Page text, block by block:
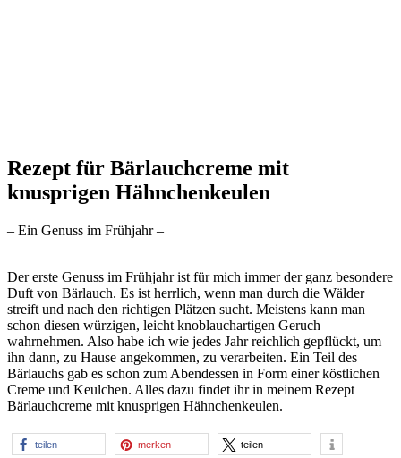
Rezept für Bärlauchcreme mit
knusprigen Hähnchenkeulen
– Ein Genuss im Frühjahr –
Der erste Genuss im Frühjahr ist für mich immer der ganz besondere
Duft von Bärlauch. Es ist herrlich, wenn man durch die Wälder
streift und nach den richtigen Plätzen sucht. Meistens kann man
schon diesen würzigen, leicht knoblauchartigen Geruch
wahrnehmen. Also habe ich wie jedes Jahr reichlich gepflückt, um
ihn dann, zu Hause angekommen, zu verarbeiten. Ein Teil des
Bärlauchs gab es schon zum Abendessen in Form einer köstlichen
Creme und Keulchen. Alles dazu findet ihr in meinem Rezept
Bärlauchcreme mit knusprigen Hähnchenkeulen.
teilen merken teilen